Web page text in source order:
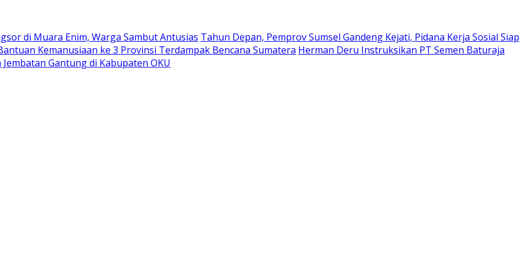
di Muara Enim, Warga Sambut Antusias Tahun Depan, Pemprov Sumsel Gandeng Kejati, Pidana Kerja Sosial Siap
Kemanusiaan ke 3 Provinsi Terdampak Bencana Sumatera Herman Deru Instruksikan PT Semen Baturaja
Gantung di Kabupaten OKU